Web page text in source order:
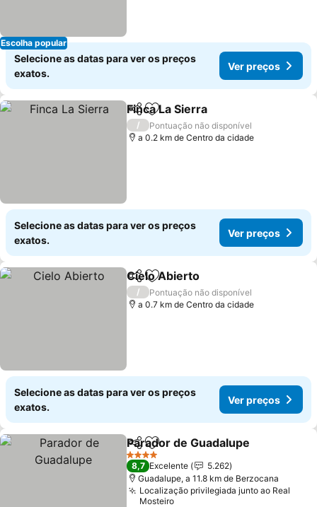
Escolha popular
Selecione as datas para ver os preços
exatos.
Ver preços
PartilharAdicionar aos favoritos
Finca La Sierra
/
Pontuação não disponível
a 0.2 km de Centro da cidade
Selecione as datas para ver os preços
exatos.
Ver preços
PartilharAdicionar aos favoritos
Cielo Abierto
/
Pontuação não disponível
a 0.7 km de Centro da cidade
Selecione as datas para ver os preços
exatos.
Ver preços
PartilharAdicionar aos favoritos
Parador de Guadalupe
4 Estrelas
8,7 Excelente
5.262
Guadalupe, a 11.8 km de Berzocana
Localização privilegiada junto ao Real
Mosteiro